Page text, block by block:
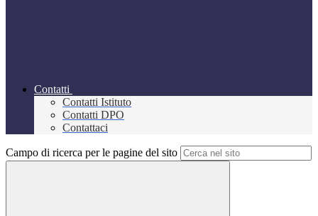
Contatti
Contatti Istituto
Contatti DPO
Contattaci
Campo di ricerca per le pagine del sito